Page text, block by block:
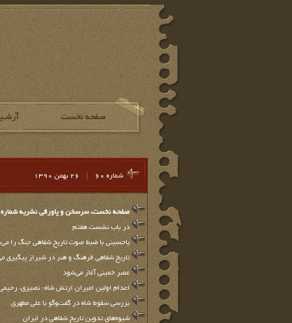
شماره 60
صفحه نخست، سرسخن و پاورقي نشريه شماره 60
در باب نشست هفتم
یاحسینی با ضبط صوت تاریخ شفاهی جنگ را
تاریخ شفاهی فرهنگ و هنر در شیراز پیگیری
عصر خمینی آغاز می‌شود
اعدام اولین امیران ارتش شاه: نصيری،
بررسی سقوط شاه در گفت‌وگو با علی مطهری
شیوه‌های تدوین تاریخ شفاهی در ایران